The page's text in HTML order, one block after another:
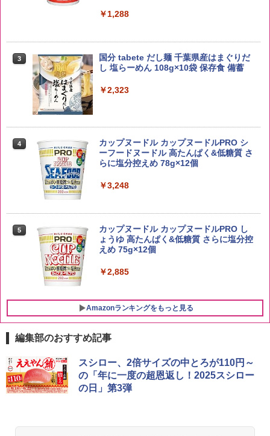
3
【在庫処分価格】ももたろう印 無洗米 5
kg 業務用 お米マイスターブレンド
4
新潟ケンベイ【精米】新潟県産にじのき
らめき 5kg 令和7年産
￥5,809
5
by Amazon あきたこまちブレンド 無洗
米 5kg
￥3,396
3
角ハイボール 350ml×24本 サントリー ウ
イスキー ハイボール 缶
￥4,927
4
トリスウイスキー 4000ml サントリー 大
容量 4リットル
5
サントリー シングルモルト ウイスキー
白州 Story of the Distillery 2026 化粧箱
入 700ml
￥19,860
￥1,288
3
国分 tabete だし麺 千葉県産はまぐりだ
し 塩らーめん 108g×10袋 保存食 備蓄
￥2,323
4
カップヌードル カップヌードルPRO シ
ーフードヌードル 高たんぱく&低糖質 さ
らに塩分控えめ 78g×12個
￥3,248
5
カップヌードル カップヌードルPRO し
ょうゆ 高たんぱく&低糖質 さらに塩分控
えめ 75g×12個
￥2,885
Amazonランキングをもっと見る
1
【セット買い】[山善] スチームオーブン
レンジ 25L 一人暮らし 二人暮らし フラ
ットテーブル スチーム調理 自動メニュ
ー19種搭載 角皿付き ブラック MRK-F25
編集部のおすすめ記事
スシロー、2倍サイズの中とろが110円～
の「年に一度の超恩返し！2025スシロー
の日」第3弾